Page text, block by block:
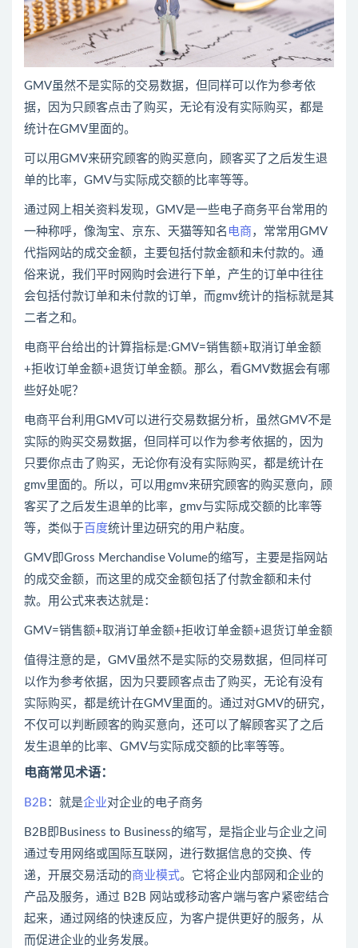
GMV虽然不是实际的交易数据，但同样可以作为参考依
据，因为只顾客点击了购买，无论有没有实际购买，都是
统计在GMV里面的。
可以用GMV来研究顾客的购买意向，顾客买了之后发生退
单的比率，GMV与实际成交额的比率等等。
通过网上相关资料发现，GMV是一些电子商务平台常用的
一种称呼，像淘宝、京东、天猫等知名 电商 ，常常用GMV
代指网站的成交金额，主要包括付款金额和未付款的。通
俗来说，我们平时网购时会进行下单，产生的订单中往往
会包括付款订单和未付款的订单，而gmv统计的指标就是其
二者之和。
电商平台给出的计算指标是:GMV=销售额+取消订单金额
+拒收订单金额+退货订单金额。那么，看GMV数据会有哪
些好处呢？
电商平台利用GMV可以进行交易数据分析，虽然GMV不是
实际的购买交易数据，但同样可以作为参考依据的，因为
只要你点击了购买，无论你有没有实际购买，都是统计在
gmv里面的。所以，可以用gmv来研究顾客的购买意向，顾
客买了之后发生退单的比率，gmv与实际成交额的比率等
等，类似于百度统计里边研究的用户粘度。
GMV即Gross Merchandise Volume的缩写，主要是指网站
的成交金额，而这里的成交金额包括了付款金额和未付
款。用公式来表达就是：
GMV=销售额+取消订单金额+拒收订单金额+退货订单金额
值得注意的是，GMV虽然不是实际的交易数据，但同样可
以作为参考依据，因为只要顾客点击了购买，无论有没有
实际购买，都是统计在GMV里面的。通过对GMV的研究，
不仅可以判断顾客的购买意向，还可以了解顾客买了之后
发生退单的比率、GMV与实际成交额的比率等等。
电商常见术语：
B2B ：就是企业对企业的电子商务
B2B即Business to Business的缩写，是指企业与企业之间
通过专用网络或国际互联网，进行数据信息的交换、传
递，开展交易活动的商业模式。它将企业内部网和企业的
产品及服务，通过 B2B 网站或移动客户端与客户紧密结合
起来，通过网络的快速反应，为客户提供更好的服务，从
而促进企业的业务发展。